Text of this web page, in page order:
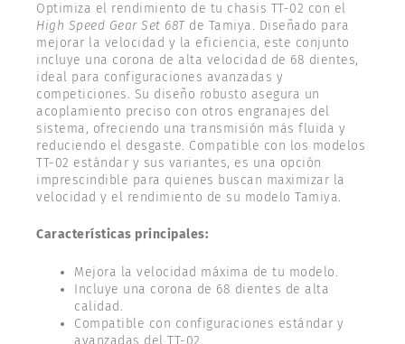
Optimiza el rendimiento de tu chasis TT-02 con el
High Speed Gear Set 68Tde Tamiya. Diseñado para
mejorar la velocidad y la eficiencia, este conjunto
incluye una corona de alta velocidad de 68 dientes,
ideal para configuraciones avanzadas y
competiciones. Su diseño robusto asegura un
acoplamiento preciso con otros engranajes del
sistema, ofreciendo una transmisión más fluida y
reduciendo el desgaste. Compatible con los modelos
TT-02 estándar y sus variantes, es una opción
imprescindible para quienes buscan maximizar la
velocidad y el rendimiento de su modelo Tamiya.
Características principales:
Mejora la velocidad máxima de tu modelo.
Incluye una corona de 68 dientes de alta
calidad.
Compatible con configuraciones estándar y
avanzadas del TT-02.